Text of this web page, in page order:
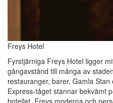
Freys Hotel
Fyrstjärniga Freys Hotel ligger
gångavstånd till många av
restauranger, barer, Gamla
Express-tåget stannar bekvämt